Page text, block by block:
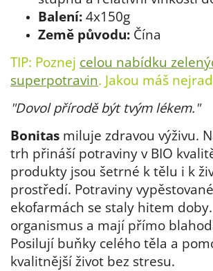
Balení: 4x150g
Země původu: Čína
TIP: Poznej celou nabídku
superpotravin. Jakou máš
"Dovol přírodě být tvým lékem."
Bonitas miluje zdravou výživu.
trh přináší potraviny v BIO
produkty jsou šetrné k tělu i k
prostředí. Potraviny
ekofarmách se staly hitem
organismus a mají přímo
Posilují buňky celého těla a
kvalitnější život bez stresu.